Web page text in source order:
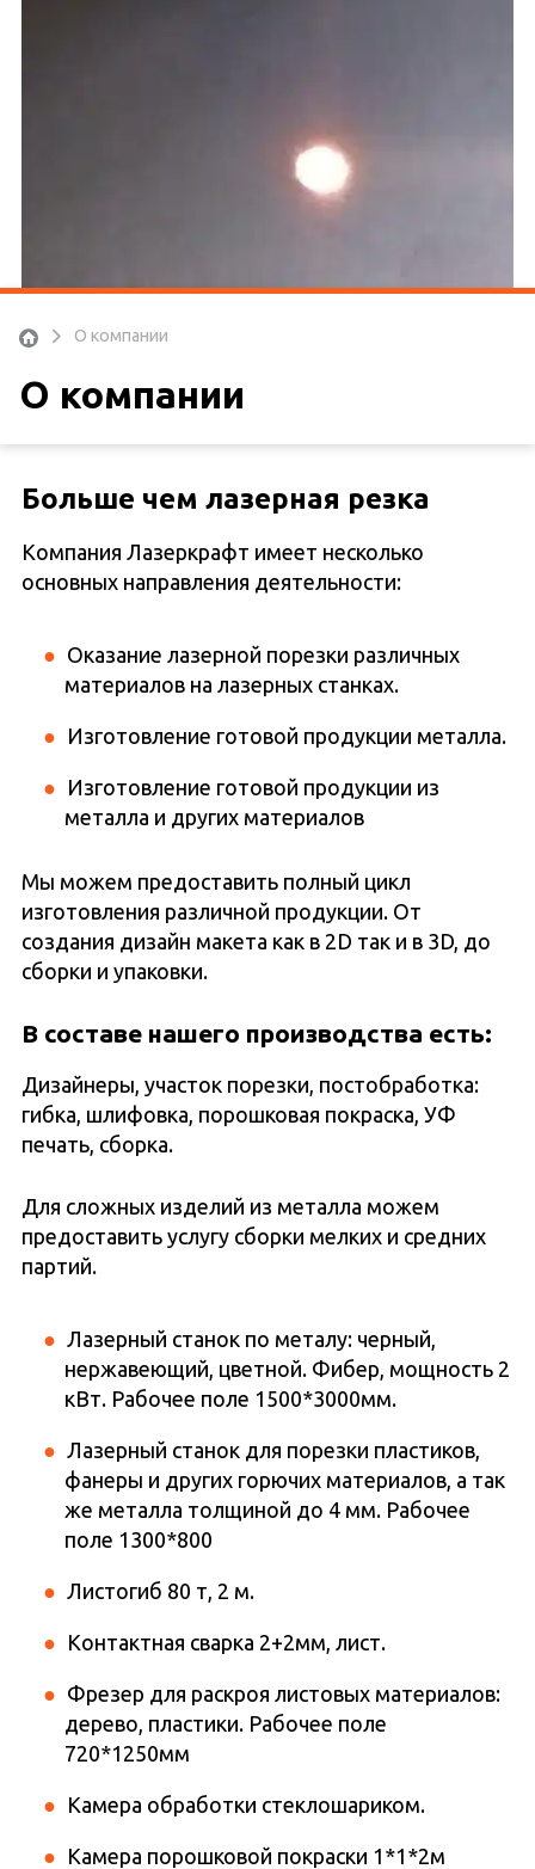
О компании
О компании
Больше чем лазерная резка
Компания Лазеркрафт имеет несколько
основных направления деятельности:
Оказание лазерной порезки различных
материалов на лазерных станках.
Изготовление готовой продукции металла.
Изготовление готовой продукции из
металла и других материалов
Мы можем предоставить полный цикл
изготовления различной продукции. От
создания дизайн макета как в 2D так и в 3D, до
сборки и упаковки.
В составе нашего производства есть:
Дизайнеры, участок порезки, постобработка:
гибка, шлифовка, порошковая покраска, УФ
печать, сборка.
Для сложных изделий из металла можем
предоставить услугу сборки мелких и средних
партий.
Лазерный станок по металу: черный,
нержавеющий, цветной. Фибер, мощность 2
кВт. Рабочее поле 1500*3000мм.
Лазерный станок для порезки пластиков,
фанеры и других горючих материалов, а так
же металла толщиной до 4 мм. Рабочее
поле 1300*800
Листогиб 80 т, 2 м.
Контактная сварка 2+2мм, лист.
Фрезер для раскроя листовых материалов:
дерево, пластики. Рабочее поле
720*1250мм
Камера обработки стеклошариком.
Камера порошковой покраски 1*1*2м